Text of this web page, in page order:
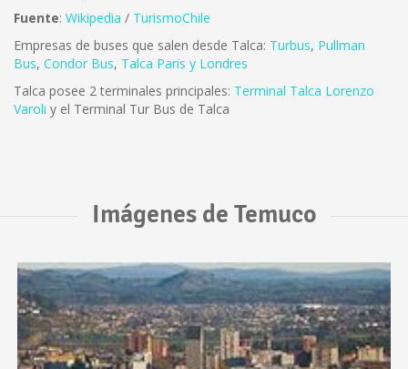
Fuente: Wikipedia / TurismoChile
Empresas de buses que salen desde Talca: Turbus, Pullman
Bus, Condor Bus, Talca Paris y Londres
Talca posee 2 terminales principales: Terminal Talca Lorenzo
Varoli y el Terminal Tur Bus de Talca
Imágenes de Temuco